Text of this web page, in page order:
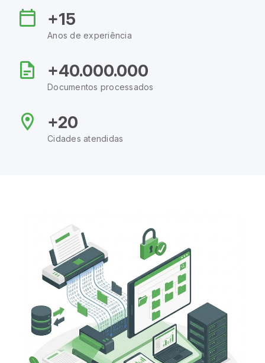
+15
Anos de experiência
+40.000.000
Documentos processados
+20
Cidades atendidas